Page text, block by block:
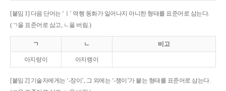
[붙임 1] 다음 단어는 ‘ㅣ’ 역행 동화가 일어나지 아니한 형태를 표준어로 삼는다.
(ㄱ을 표준어로 삼고, ㄴ을 버림.)
ㄱ ㄴ 비고
아지랑이 아지랭이
[붙임 2] 기술자에게는 ‘-장이’, 그 외에는 ‘-쟁이’가 붙는 형태를 표준어로 삼는다.